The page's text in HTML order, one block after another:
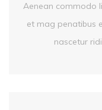
Aenean commodo
et mag penatibus
nascetur